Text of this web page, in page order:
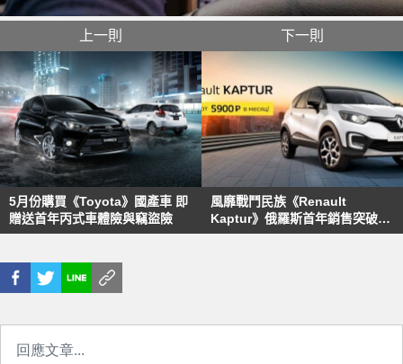
上一則
5月份購買《Toyota》國產車 即
贈送首年丙式車體險與竊盜險
下一則
風靡戰鬥民族《Renault
Kaptur》俄羅斯首年銷售突破2
萬輛大關